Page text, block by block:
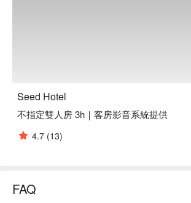
Seed Hotel
不指定雙人房 3h｜客房影音系統提供
4.7 (13)
FAQ